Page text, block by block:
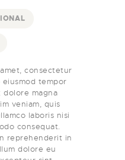
consectetur
tempor
magna
veniam, quis
laboris nisi
consequat.
reprehenderit in
dolore eu